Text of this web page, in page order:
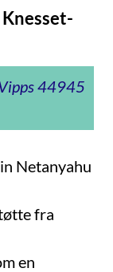
44945
Netanyahu
fra
en